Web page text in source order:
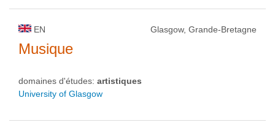
EN Glasgow, Grande-Bretagne
Musique
domaines d'études: artistiques
University of Glasgow